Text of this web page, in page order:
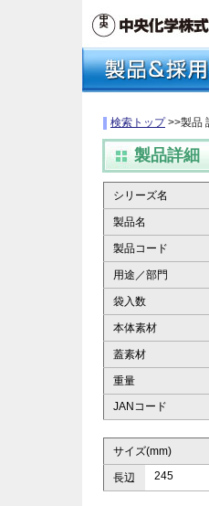
検索トップ>>製品
製品詳細
シリーズ名
製品名
製品コード
用途／部門
袋入数
本体素材
蓋素材
重量
JANコード
サイズ(mm)
長辺 245